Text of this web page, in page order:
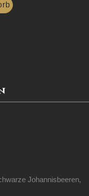
Johannisbeeren,